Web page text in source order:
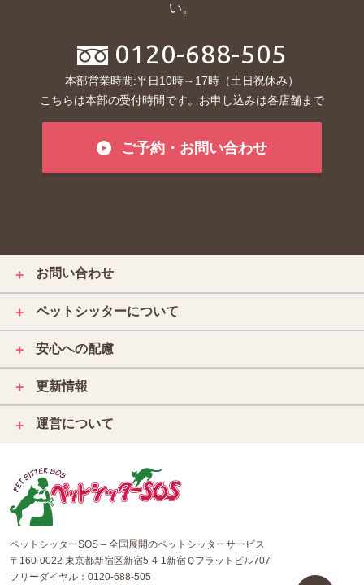
い。
0120-688-505
本部営業時間:平日10時～17時（土日祝休み）
こちらは本部の受付時間です。お申し込みは各店舗まで
ご予約・お問い合わせ
＋ お問い合わせ
＋ ペットシッターについて
＋ 安心への配慮
＋ 更新情報
＋ 運営について
ペットシッターSOS – 全国展開のペットシッターサービス
〒160-0022 東京都新宿区新宿5-4-1新宿Ｑフラットビル707
フリーダイヤル： 0120-688-505